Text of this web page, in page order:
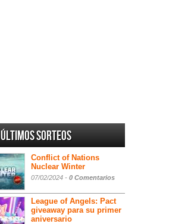
Últimos sorteos
Conflict of Nations
Nuclear Winter
07/02/2024 - 0 Comentarios
League of Angels: Pact
giveaway para su primer
aniversario